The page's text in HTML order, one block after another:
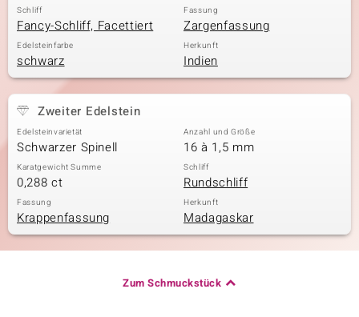
Schliff
Fancy-Schliff, Facettiert
Fassung
Zargenfassung
Edelsteinfarbe
schwarz
Herkunft
Indien
Zweiter Edelstein
Edelsteinvarietät
Schwarzer Spinell
Anzahl und Größe
16 à 1,5 mm
Karatgewicht Summe
0,288 ct
Schliff
Rundschliff
Fassung
Krappenfassung
Herkunft
Madagaskar
Zum Schmuckstück